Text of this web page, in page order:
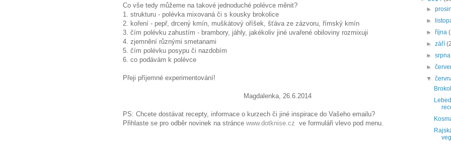
Co vše tedy můžeme na takové jednoduché polévce měnit?
1. strukturu - polévka mixovaná či s kousky brokolice
2. koření - pepř, drcený kmín, muškátový oříšek, šťáva ze zázvoru, římský kmín
3. čím polévku zahustím - brambory, jáhly, jakékoliv jiné uvařené obiloviny rozmixuji
4. zjemnění různými smetanami
5. čím polévku posypu či nazdobím
6. co podávám k polévce
Přeji příjemné experimentování!
Magdalenka, 26.6.2014
PS: Chcete dostávat recepty, informace o kurzech či jiné inspirace do Vašeho emailu?
Přihlaste se pro odběr novinek na stránce www.dotknise.cz ve formuláři vlevo pod menu.
►
►
►října
►září
►
►
▼